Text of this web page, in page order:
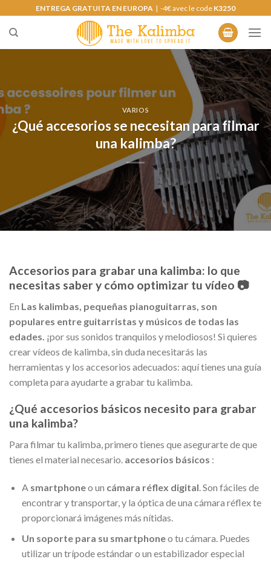
contenido
ENTREGA GRATUITA EN EUROPA | -4€ avec le code K3250
VARIOS
¿Qué accesorios se necesitan para filmar
una kalimba?
Accesorios para grabar una kalimba: lo que
necesitas saber y cómo optimizar tu vídeo 📷
En Las kalimbas, pequeñas pianoguitarras, son
populares entre guitarristas y músicos de todas las
edades. ¡por sus sonidos tranquilos y melodiosos! Si quieres
crear vídeos de kalimba, sin duda necesitarás las
herramientas y los accesorios adecuados: aquí tienes una guía
completa para ayudarte a grabar tu kalimba.
¿Qué accesorios básicos necesito para grabar
una kalimba?
Para filmar tu kalimba, primero tienes que asegurarte de que
tienes el material necesario. accesorios básicos :
A smartphoneo un cámara réflex digital . Son fáciles de
encontrar y transportar, y la óptica de una cámara réflex te
proporcionará imágenes más nítidas.
Un soporte para su smartphoneo tu cámara. Puedes
utilizar un trípode estándar o un estabilizador especial